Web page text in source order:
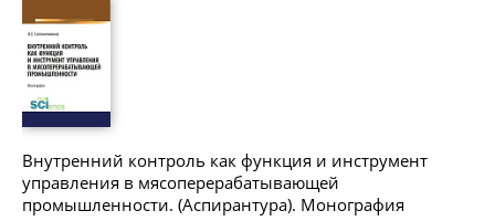
Внутренний контроль как функция и инструмент
управления в мясоперерабатывающей
промышленности. (Аспирантура). Монография